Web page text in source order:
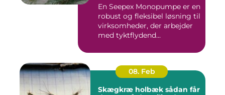
En Seepex Monopumpe er en
robust og fleksibel løsning til
virksomheder, der arbejder
med tyktflydend...
08. Feb
Skægkræ holbæk sådan får